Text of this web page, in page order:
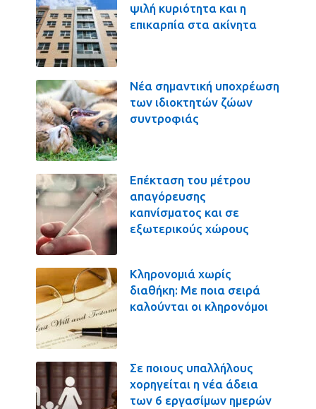
ψιλή κυριότητα και η
επικαρπία στα ακίνητα
Νέα σημαντική υποχρέωση
των ιδιοκτητών ζώων
συντροφιάς
Επέκταση του μέτρου
απαγόρευσης
καπνίσματος και σε
εξωτερικούς χώρους
Κληρονομιά χωρίς
διαθήκη: Με ποια σειρά
καλούνται οι κληρονόμοι
Σε ποιους υπαλλήλους
χορηγείται η νέα άδεια
των 6 εργασίμων ημερών